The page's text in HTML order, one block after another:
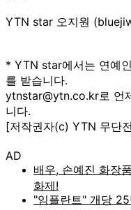
YTN star 오지원
* YTN star에서는 연예
를 받습니다.
ytnstar@ytn.co.kr로 언
니다.
[저작권자(c) YTN 무단
AD